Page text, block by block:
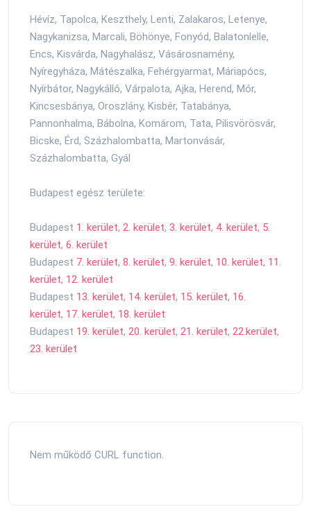
Hévíz, Tapolca, Keszthely, Lenti, Zalakaros, Letenye,
Nagykanizsa, Marcali, Böhönye, Fonyód, Balatonlelle,
Encs, Kisvárda, Nagyhalász, Vásárosnamény,
Nyíregyháza, Mátészalka, Fehérgyarmat, Máriapócs,
Nyírbátor, Nagykálló, Várpalota, Ajka, Herend, Mór,
Kincsesbánya, Oroszlány, Kisbér, Tatabánya,
Pannonhalma, Bábolna, Komárom, Tata, Pilisvörösvár,
Bicske, Érd, Százhalombatta, Martonvásár,
Százhalombatta, Gyál
Budapest egész területe:
Budapest 1. kerület, 2. kerület, 3. kerület, 4. kerület, 5.
kerület, 6. kerület
Budapest 7. kerület, 8. kerület, 9. kerület, 10. kerület, 11.
kerület, 12. kerület
Budapest 13. kerület, 14. kerület, 15. kerület, 16.
kerület, 17. kerület, 18. kerület
Budapest 19. kerület, 20. kerület, 21. kerület, 22.kerület,
23. kerület
Nem működő CURL function.